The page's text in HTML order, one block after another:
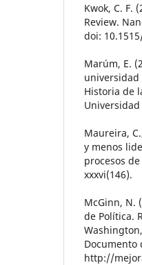
Kwok, C. F.
Review.
doi:
Marúm, E.
universidad
Historia de
Maureira,
y menos
procesos
xxxvi(146).
McGinn, N.
de Política.
Documento
http://